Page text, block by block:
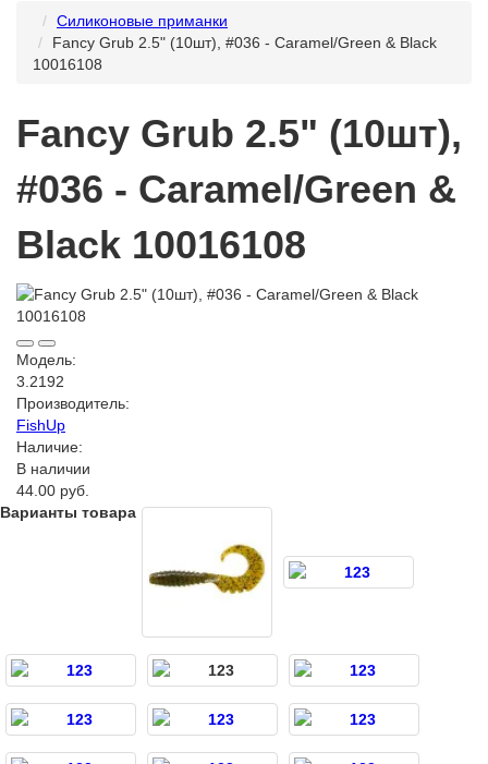
Силиконовые приманки
Fancy Grub 2.5ʺ (10шт), #036 - Caramel/Green & Black
10016108
Fancy Grub 2.5ʺ (10шт),
#036 - Caramel/Green &
Black 10016108
Модель:
3.2192
Производитель:
FishUp
Наличие:
В наличии
44.00 руб.
Варианты товара